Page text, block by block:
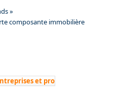
»
composante immobilière
et pro